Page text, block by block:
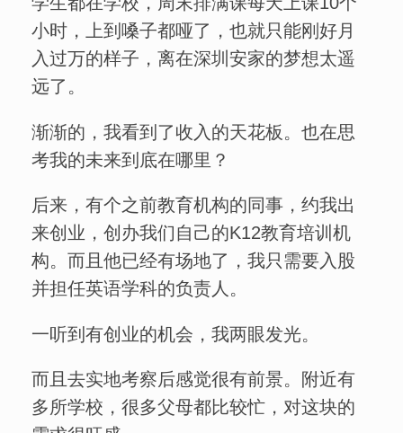
小时，上到嗓子都哑了，也就只能刚好月
入过万的样子，离在深圳安家的梦想太遥
远了。
渐渐的，我看到了收入的天花板。也在思
考我的未来到底在哪里？
后来，有个之前教育机构的同事，约我出
来创业，创办我们自己的K12教育培训机
构。而且他已经有场地了，我只需要入股
并担任英语学科的负责人。
一听到有创业的机会，我两眼发光。
而且去实地考察后感觉很有前景。附近有
多所学校，很多父母都比较忙，对这块的